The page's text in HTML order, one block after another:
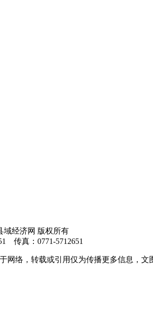
域经济网 版权所有
传真：0771-5712651
网络，转载或引用仅为传播更多信息，